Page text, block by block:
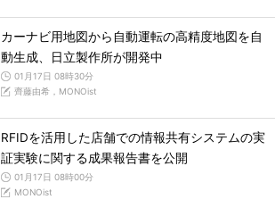
カーナビ用地図から自動運転の高精度地図を自
動生成、日立製作所が開発中
01月17日 08時30分
齊藤由希，MONOist
RFIDを活用した店舗での情報共有システムの実
証実験に関する成果報告書を公開
01月17日 08時00分
MONOist